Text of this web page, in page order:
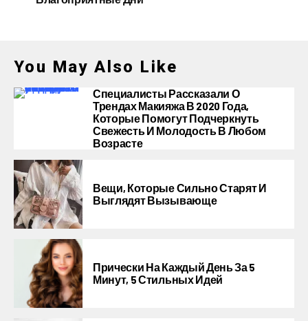
You May Also Like
Специалисты Рассказали О
Трендах Макияжа В 2020 Года,
Которые Помогут Подчеркнуть
Свежесть И Молодость В Любом
Возрасте
Вещи, Которые Сильно Старят И
Выглядят Вызывающе
Прически На Каждый День За 5
Минут, 5 Стильных Идей